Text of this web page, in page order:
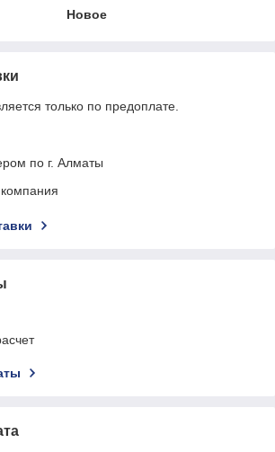
Новое
только по предоплате.
по г. Алматы